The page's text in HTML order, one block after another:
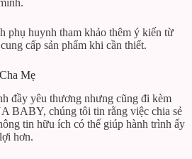
phụ huynh tham khảo thêm ý kiến từ
cấp sản phẩm khi cần thiết.
Mẹ
đầy yêu thương nhưng cũng đi kèm
BABY, chúng tôi tin rằng việc chia sẻ
tin hữu ích có thể giúp hành trình ấy
hơn.